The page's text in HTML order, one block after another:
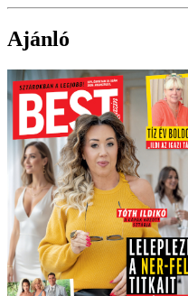
Ajánló